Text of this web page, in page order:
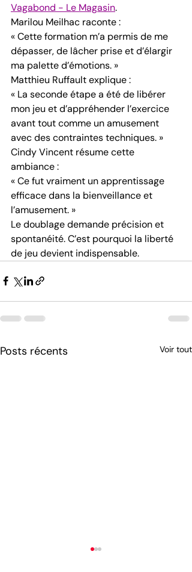
Vagabond - Le Magasin.
Marilou Meilhac raconte :
« Cette formation m’a permis de me
dépasser, de lâcher prise et d’élargir
ma palette d’émotions. »
Matthieu Ruffault explique :
« La seconde étape a été de libérer
mon jeu et d’appréhender l’exercice
avant tout comme un amusement
avec des contraintes techniques. »
Cindy Vincent résume cette
ambiance :
« Ce fut vraiment un apprentissage
efficace dans la bienveillance et
l’amusement. »
Le doublage demande précision et
spontanéité. C’est pourquoi la liberté
de jeu devient indispensable.
Posts récents Voir tout